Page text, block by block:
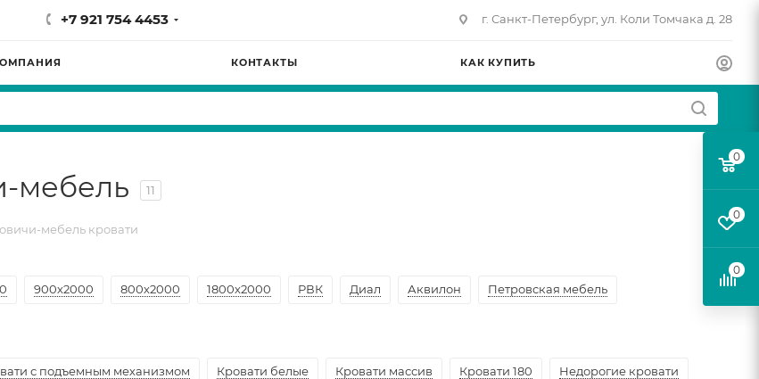
+7 921 754 4453 г. Санкт-Петербург, ул. Коли Томчака д. 28
КОНТАКТЫ КАК КУПИТЬ
мебель 11
мебель кровати
900х2000 800х2000 1800х2000 РВК Диал Аквилон Петровская мебель
с подъемным механизмом Кровати белые Кровати массив Кровати 180 Недорогие кровати
0
0
0